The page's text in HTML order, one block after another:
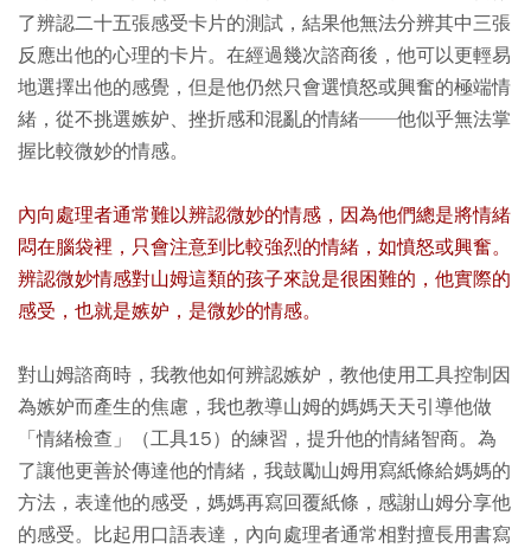
了辨認二十五張感受卡片的測試，結果他無法分辨其中三張
反應出他的心理的卡片。在經過幾次諮商後，他可以更輕易
地選擇出他的感覺，但是他仍然只會選憤怒或興奮的極端情
緒，從不挑選嫉妒、挫折感和混亂的情緒──他似乎無法掌
握比較微妙的情感。
內向處理者通常難以辨認微妙的情感，因為他們總是將情緒
悶在腦袋裡，只會注意到比較強烈的情緒，如憤怒或興奮。
辨認微妙情感對山姆這類的孩子來說是很困難的，他實際的
感受，也就是嫉妒，是微妙的情感。
對山姆諮商時，我教他如何辨認嫉妒，教他使用工具控制因
為嫉妒而產生的焦慮，我也教導山姆的媽媽天天引導他做
「情緒檢查」（工具15）的練習，提升他的情緒智商。為
了讓他更善於傳達他的情緒，我鼓勵山姆用寫紙條給媽媽的
方法，表達他的感受，媽媽再寫回覆紙條，感謝山姆分享他
的感受。比起用口語表達，內向處理者通常相對擅長用書寫